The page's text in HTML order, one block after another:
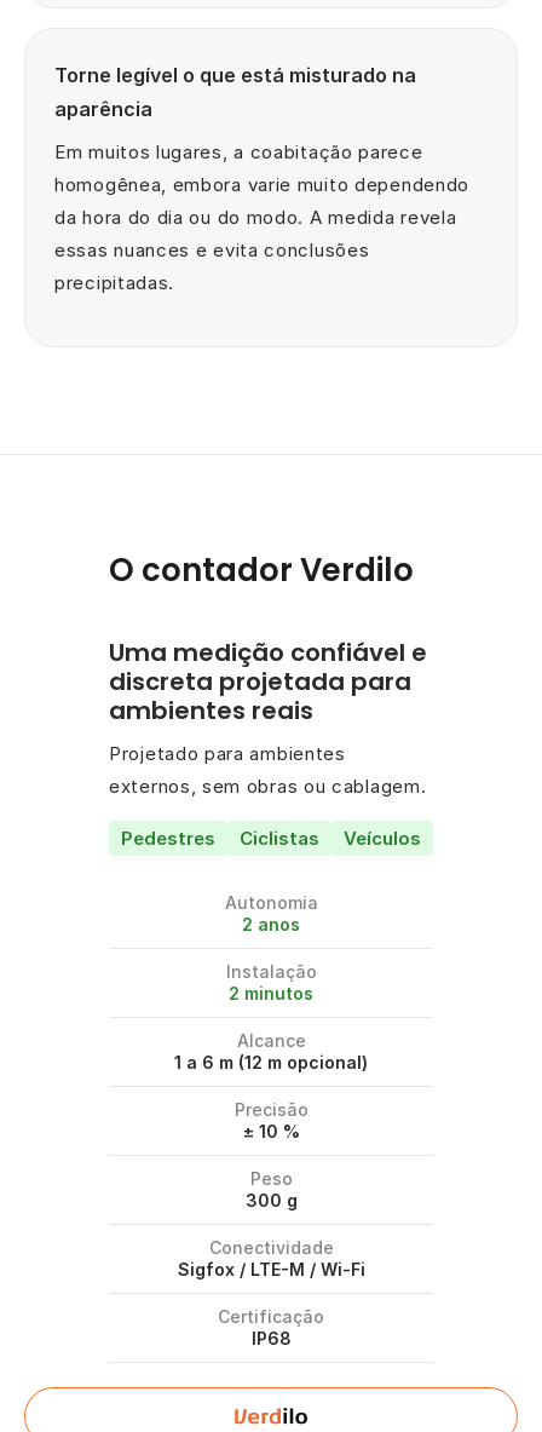
Torne legível o que está misturado na
aparência
Em muitos lugares, a coabitação parece
homogênea, embora varie muito dependendo
da hora do dia ou do modo. A medida revela
essas nuances e evita conclusões
precipitadas.
O contador Verdilo
Uma medição confiável e
discreta projetada para
ambientes reais
Projetado para ambientes
externos, sem obras ou cablagem.
Pedestres Ciclistas Veículos
Autonomia
2 anos
Instalação
2 minutos
Alcance
1 a 6 m (12 m opcional)
Precisão
± 10 %
Peso
300 g
Conectividade
Sigfox / LTE-M / Wi-Fi
Certificação
IP68